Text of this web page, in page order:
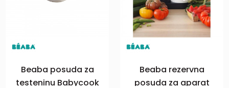
Beaba posuda za
testeninu Babycook
Beaba rezervna
posuda za aparat